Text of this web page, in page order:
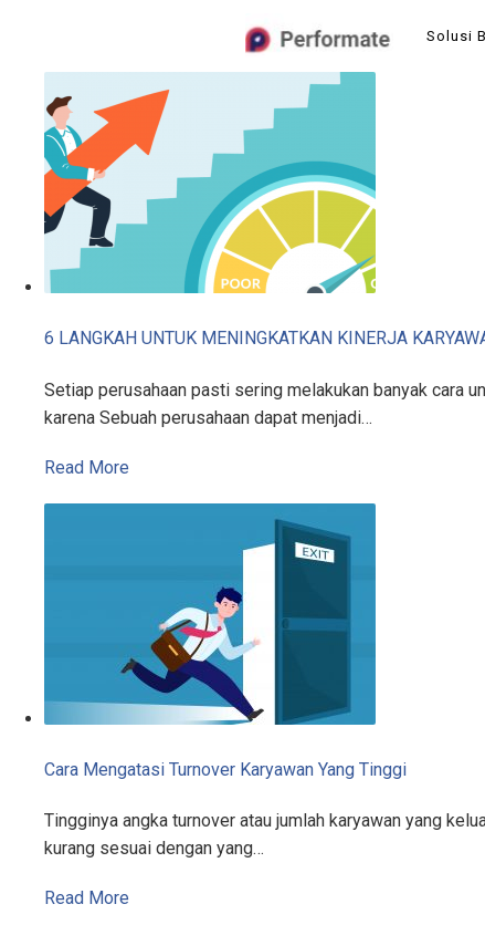
content
Solusi
6 LANGKAH UNTUK MENINGKATKAN KINERJA
Setiap perusahaan pasti sering melakukan banyak cara
karena Sebuah perusahaan dapat menjadi…
Read More
Cara Mengatasi Turnover Karyawan Yang Tinggi
Tingginya angka turnover atau jumlah karyawan yang
kurang sesuai dengan yang…
Read More